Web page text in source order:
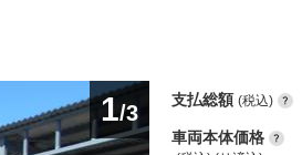
1/3
支払総額 (税込)
車両本体価格